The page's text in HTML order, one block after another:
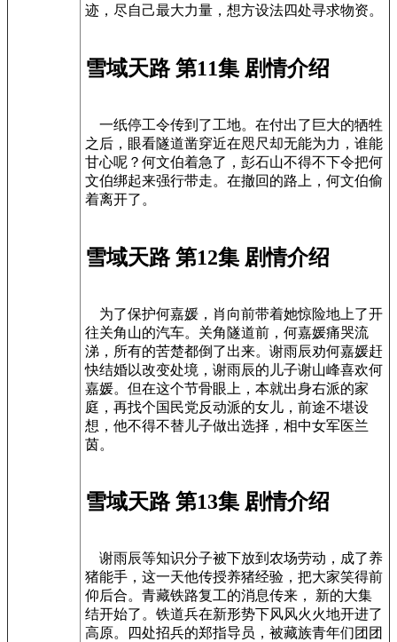
迹，尽自己最大力量，想方设法四处寻求物资。
雪域天路 第11集 剧情介绍
一纸停工令传到了工地。在付出了巨大的牺牲
之后，眼看隧道凿穿近在咫尺却无能为力，谁能
甘心呢？何文伯着急了，彭石山不得不下令把何
文伯绑起来强行带走。在撤回的路上，何文伯偷
着离开了。
雪域天路 第12集 剧情介绍
为了保护何嘉媛，肖向前带着她惊险地上了开
往关角山的汽车。关角隧道前，何嘉媛痛哭流
涕，所有的苦楚都倒了出来。谢雨辰劝何嘉媛赶
快结婚以改变处境，谢雨辰的儿子谢山峰喜欢何
嘉媛。但在这个节骨眼上，本就出身右派的家
庭，再找个国民党反动派的女儿，前途不堪设
想，他不得不替儿子做出选择，相中女军医兰
茵。
雪域天路 第13集 剧情介绍
谢雨辰等知识分子被下放到农场劳动，成了养
猪能手，这一天他传授养猪经验，把大家笑得前
仰后合。青藏铁路复工的消息传来， 新的大集
结开始了。铁道兵在新形势下风风火火地开进了
高原。四处招兵的郑指导员，被藏族青年们团团